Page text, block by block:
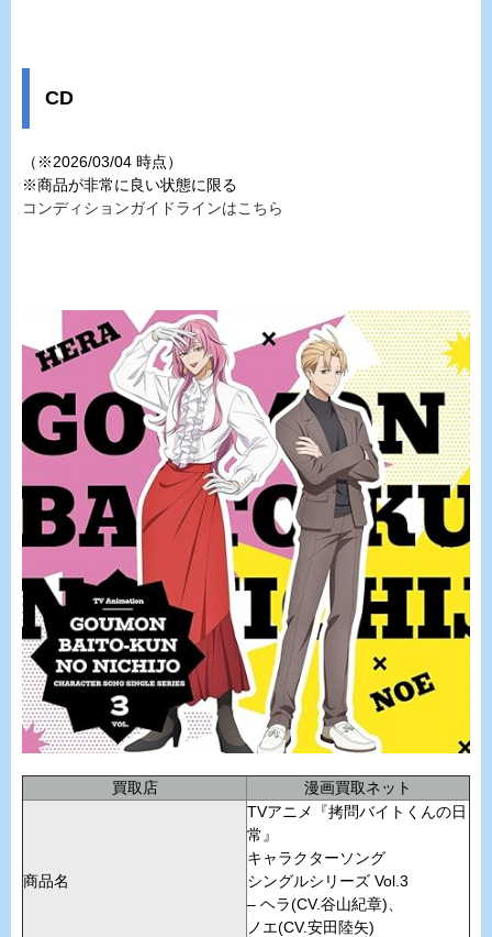
CD
（※2026/03/04 時点）
※商品が非常に良い状態に限る
コンディションガイドラインはこちら
買取店 漫画買取ネット
商品名
TVアニメ『拷問バイトくんの日
常』
キャラクターソング
シングルシリーズ Vol.3
– ヘラ(CV.谷山紀章)、
ノエ(CV.安田陸矢)